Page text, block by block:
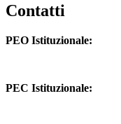
Contatti
PEO Istituzionale:
PEC Istituzionale: